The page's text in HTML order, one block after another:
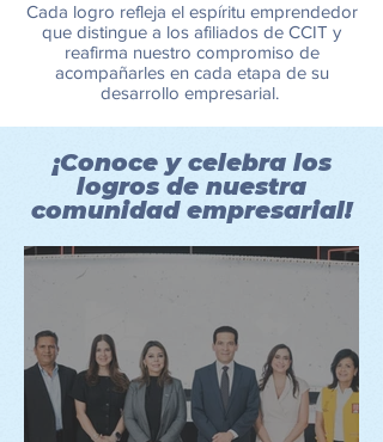
Cada logro refleja el espíritu emprendedor
que distingue a los afiliados de CCIT y
reafirma nuestro compromiso de
acompañarles en cada etapa de su
desarrollo empresarial.
¡Conoce y celebra los
logros de nuestra
comunidad empresarial!